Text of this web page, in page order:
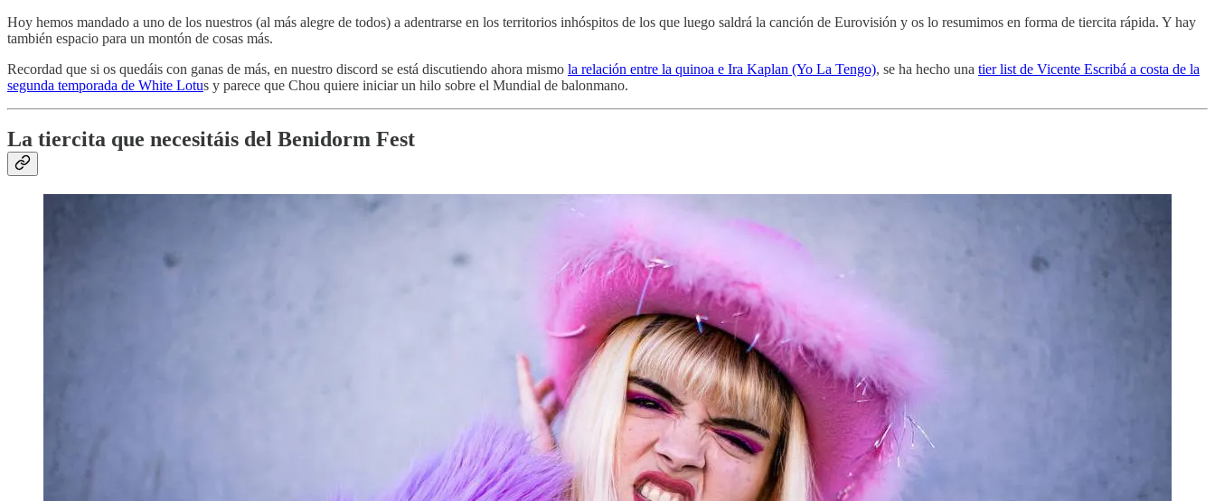
Hoy hemos mandado a uno de los nuestros (al más alegre de todos) a adentrarse en los territorios inhóspitos de los que luego saldrá la canción de Eurovisión y os lo resumimos en forma de tiercita rápida. Y hay
también espacio para un montón de cosas más.
Recordad que si os quedáis con ganas de más, en nuestro discord se está discutiendo ahora mismo la relación entre la quinoa e Ira Kaplan (Yo La Tengo), se ha hecho una tier list de Vicente Escribá a costa de la
segunda temporada de White Lotus y parece que Chou quiere iniciar un hilo sobre el Mundial de balonmano.
La tiercita que necesitáis del Benidorm Fest